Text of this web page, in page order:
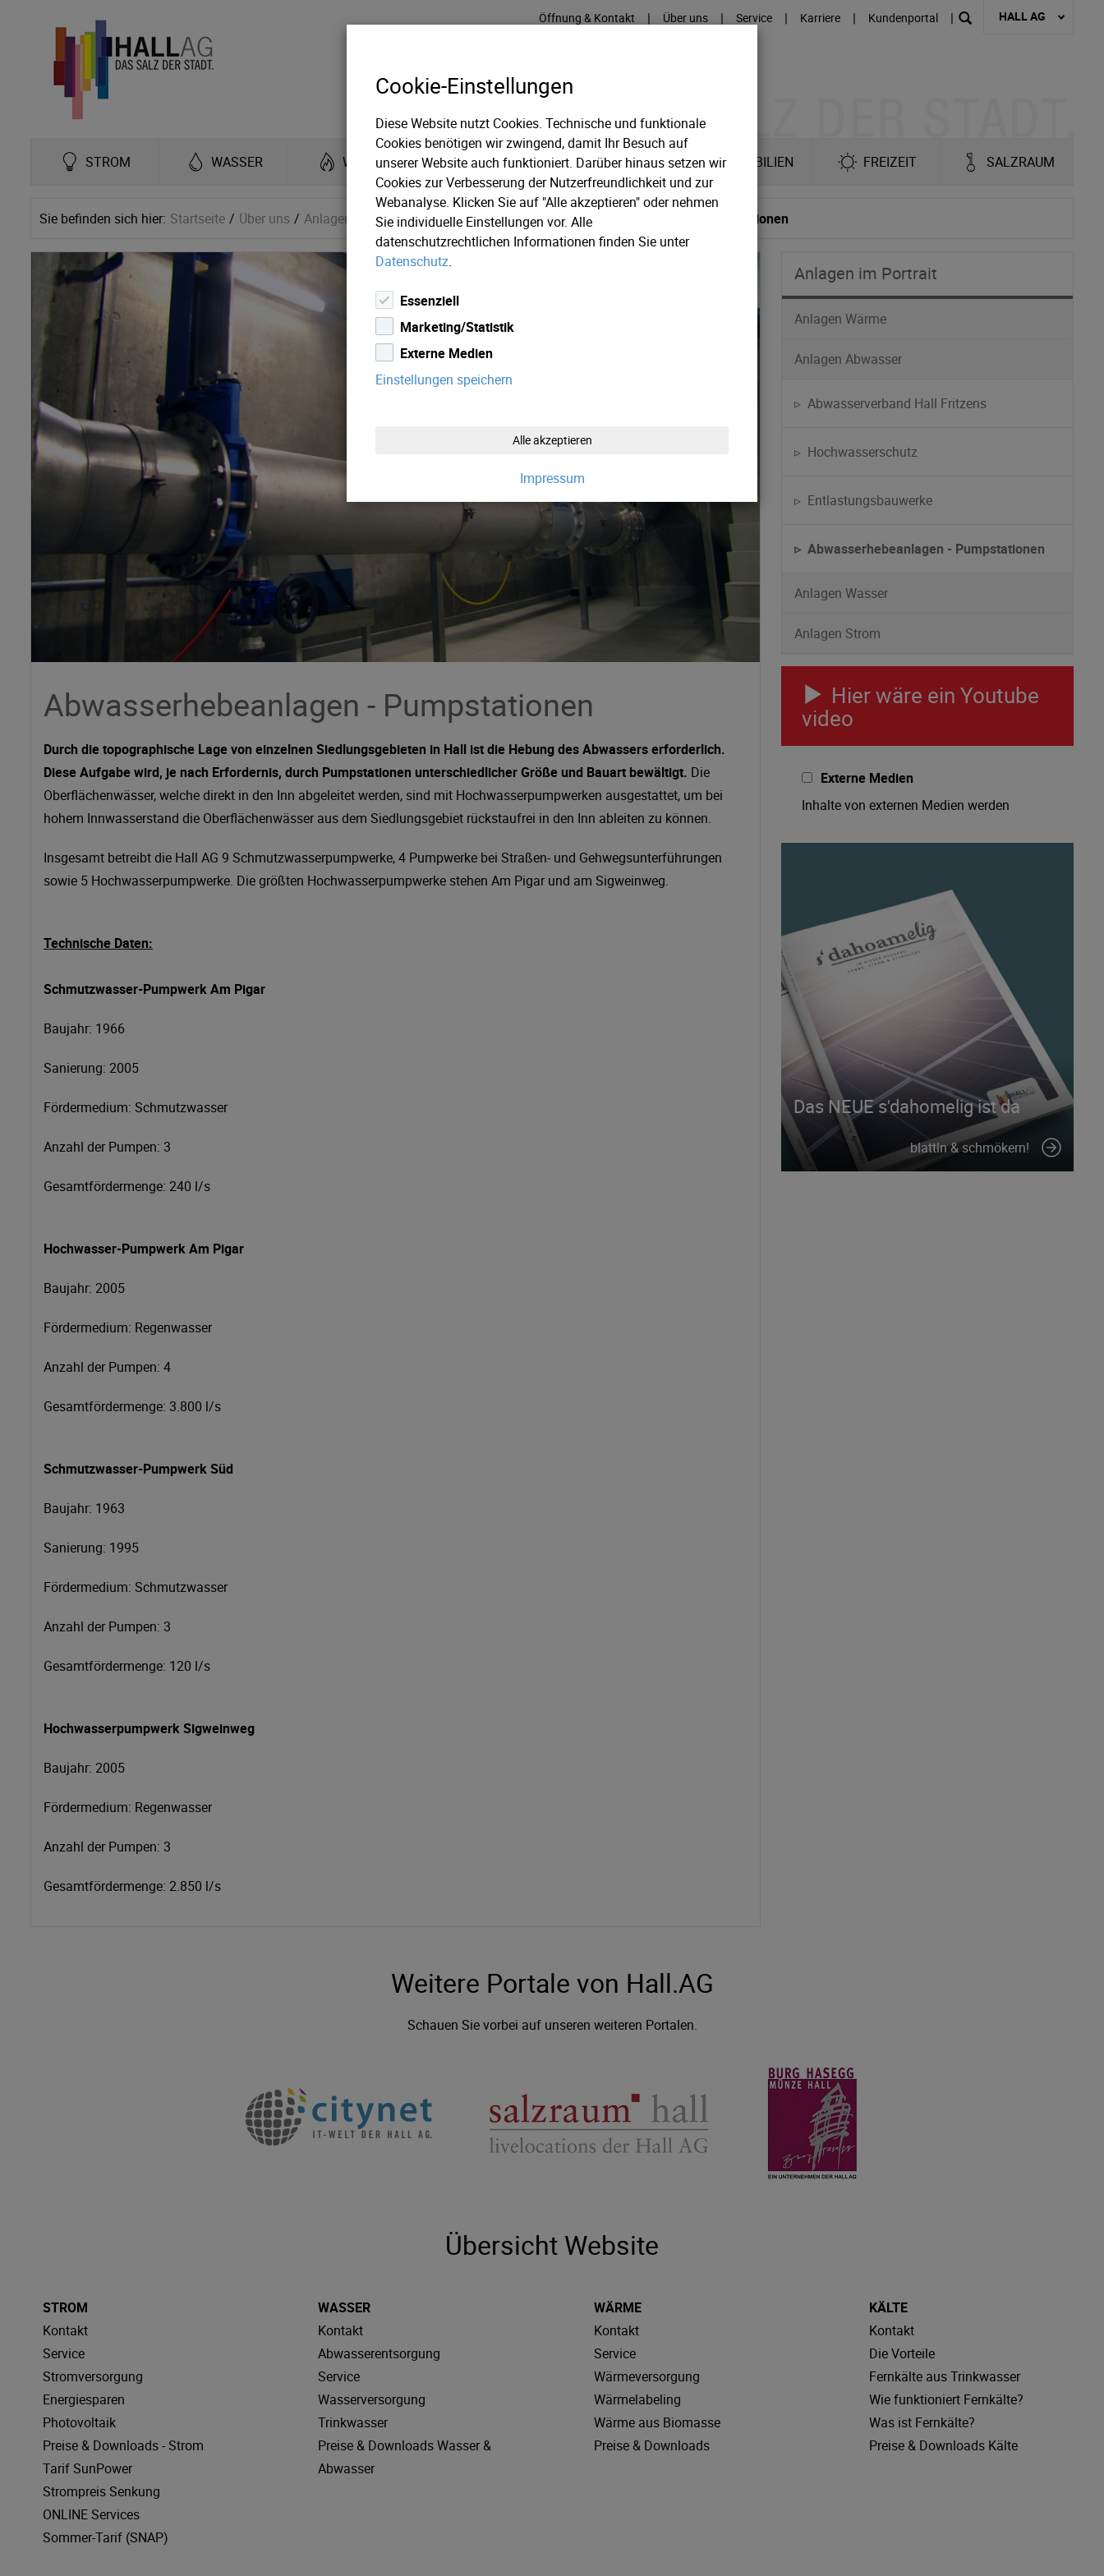
Öffnung & Kontakt | Über uns | Service | Karriere | Kundenportal | HALL AG
STROM WASSER WÄRME KÄLTE IT IMMOBILIEN FREIZEIT SALZRAUM
Sie befinden sich hier: Startseite Über uns Anlagen im Portrait Anlagen Abwasser Abwasserhebeanlagen - Pumpstationen
Abwasserhebeanlagen - Pumpstationen
Durch die topographische Lage von einzelnen Siedlungsgebieten in Hall ist die Hebung des Abwassers erforderlich.
Diese Aufgabe wird, je nach Erfordernis, durch Pumpstationen unterschiedlicher Größe und Bauart bewältigt. Die
Oberflächenwässer, welche direkt in den Inn abgeleitet werden, sind mit Hochwasserpumpwerken ausgestattet, um bei
hohem Innwasserstand die Oberflächenwässer aus dem Siedlungsgebiet rückstaufrei in den Inn ableiten zu können.
Insgesamt betreibt die Hall AG 9 Schmutzwasserpumpwerke, 4 Pumpwerke bei Straßen- und Gehwegsunterführungen
sowie 5 Hochwasserpumpwerke. Die größten Hochwasserpumpwerke stehen Am Pigar und am Sigweinweg.
Technische Daten:
Schmutzwasser-Pumpwerk Am Pigar
Baujahr: 1966
Sanierung: 2005
Fördermedium: Schmutzwasser
Anzahl der Pumpen: 3
Gesamtfördermenge: 240 l/s
Hochwasser-Pumpwerk Am Pigar
Baujahr: 2005
Fördermedium: Regenwasser
Anzahl der Pumpen: 4
Gesamtfördermenge: 3.800 l/s
Schmutzwasser-Pumpwerk Süd
Baujahr: 1963
Sanierung: 1995
Fördermedium: Schmutzwasser
Anzahl der Pumpen: 3
Gesamtfördermenge: 120 l/s
Hochwasserpumpwerk Sigweinweg
Baujahr: 2005
Fördermedium: Regenwasser
Anzahl der Pumpen: 3
Gesamtfördermenge: 2.850 l/s
Anlagen im Portrait
Anlagen Wärme
Anlagen Abwasser
▹ Abwasserverband Hall Fritzens
▹ Hochwasserschutz
▹ Entlastungsbauwerke
▹ Abwasserhebeanlagen - Pumpstationen
Anlagen Wasser
Anlagen Strom
Hier wäre ein Youtube
video
Externe Medien
Inhalte von externen Medien werden
keiner manuellen Zustimmung mehr.
Das NEUE s'dahomelig ist da
blattln & schmökern!
Weitere Portale von Hall.AG
Schauen Sie vorbei auf unseren weiteren Portalen.
Übersicht Website
STROM
Kontakt
Service
Stromversorgung
Energiesparen
Photovoltaik
Preise & Downloads - Strom
Tarif SunPower
Strompreis Senkung
ONLINE Services
Sommer-Tarif (SNAP)
WASSER
Kontakt
Abwasserentsorgung
Service
Wasserversorgung
Trinkwasser
Preise & Downloads Wasser &
Abwasser
WÄRME
Kontakt
Service
Wärmeversorgung
Wärmelabeling
Wärme aus Biomasse
Preise & Downloads
KÄLTE
Kontakt
Die Vorteile
Fernkälte aus Trinkwasser
Wie funktioniert Fernkälte?
Was ist Fernkälte?
Preise & Downloads Kälte
Cookie-Einstellungen
Diese Website nutzt Cookies. Technische und funktionale
Cookies benötigen wir zwingend, damit Ihr Besuch auf
unserer Website auch funktioniert. Darüber hinaus setzen wir
Cookies zur Verbesserung der Nutzerfreundlichkeit und zur
Webanalyse. Klicken Sie auf "Alle akzeptieren" oder nehmen
Sie individuelle Einstellungen vor. Alle
datenschutzrechtlichen Informationen finden Sie unter
Datenschutz.
Essenziell
Marketing/Statistik
Externe Medien
Einstellungen speichern
Alle akzeptieren
Impressum